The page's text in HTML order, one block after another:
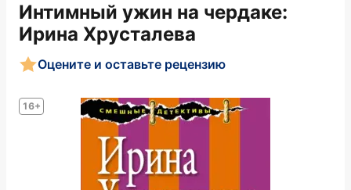
Интимный ужин на чердаке:
Ирина Хрусталева
16+
Оцените и оставьте рецензию